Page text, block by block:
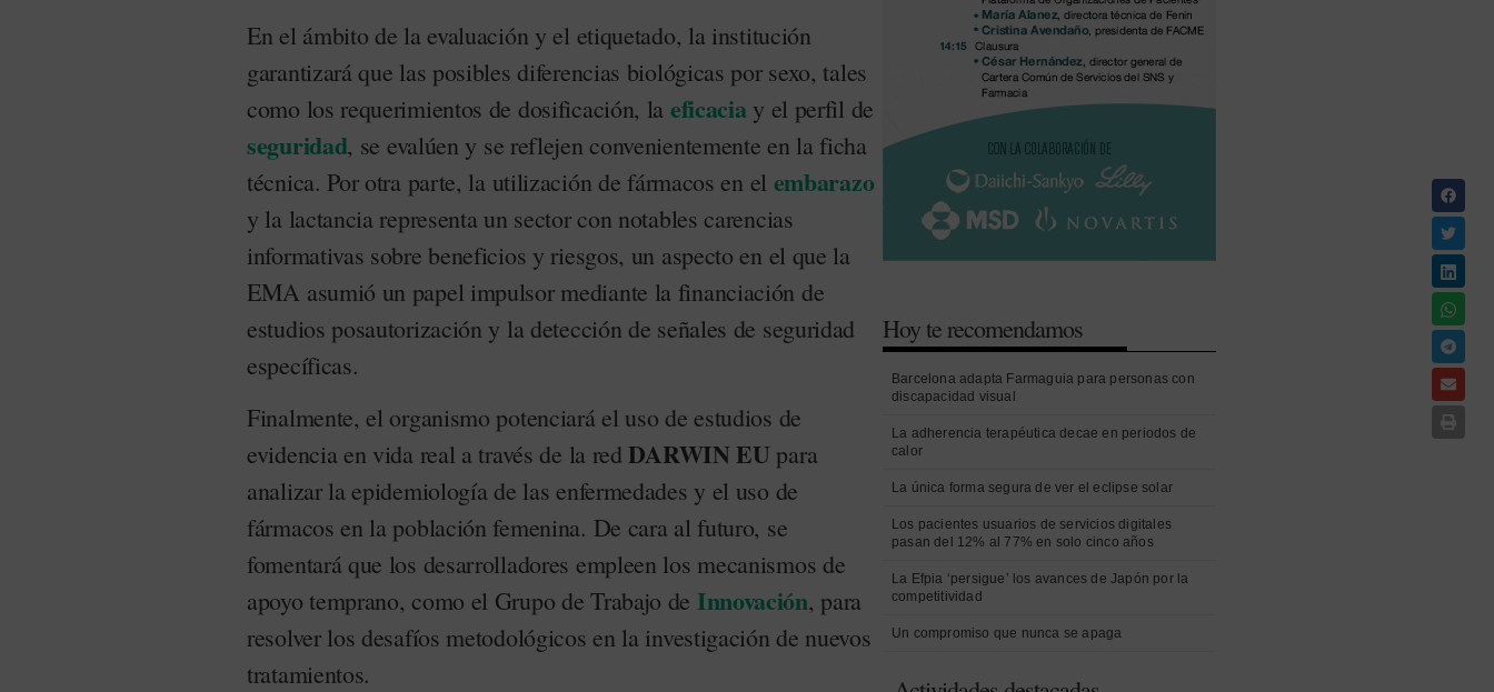
En el ámbito de la evaluación y el etiquetado, la institución
garantizará que las posibles diferencias biológicas por sexo, tales
como los requerimientos de dosificación, la eficaciay el perfil de
seguridad, se evalúen y se reflejen convenientemente en la ficha
técnica. Por otra parte, la utilización de fármacos en el embarazo
y la lactancia representa un sector con notables carencias
informativas sobre beneficios y riesgos, un aspecto en el que la
EMA asumió un papel impulsor mediante la financiación de
estudios posautorización y la detección de señales de seguridad
específicas.
Finalmente, el organismo potenciará el uso de estudios de
evidencia en vida real a través de la redDARWIN EU para
analizar la epidemiología de las enfermedades y el uso de
fármacos en la población femenina. De cara al futuro, se
fomentará que los desarrolladores empleen los mecanismos de
apoyo temprano, como el Grupo de Trabajo de Innovación, para
resolver los desafíos metodológicos en la investigación de nuevos
tratamientos.
Hoy te recomendamos
Barcelona adapta Farmaguia para personas con
discapacidad visual
La adherencia terapéutica decae en periodos de
calor
La única forma segura de ver el eclipse solar
Los pacientes usuarios de servicios digitales
pasan del 12% al 77% en solo cinco años
La Efpia ‘persigue’ los avances de Japón por la
competitividad
Un compromiso que nunca se apaga